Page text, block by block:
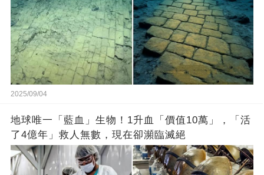
2025/09/04
地球唯一「藍血」生物！1升血「價值10萬」，「活
了4億年」救人無數，現在卻瀕臨滅絕